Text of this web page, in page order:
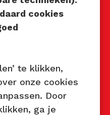
om
op
cookies
te klikken,
onze cookies
Door
ga je